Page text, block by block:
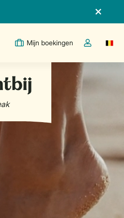
Mijn boekingen
Open de